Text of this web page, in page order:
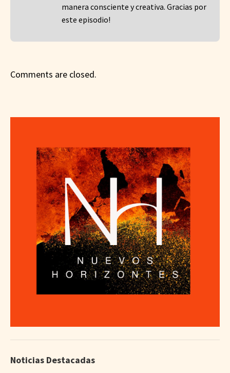
manera consciente y creativa. Gracias por
este episodio!
Comments are closed.
Noticias Destacadas